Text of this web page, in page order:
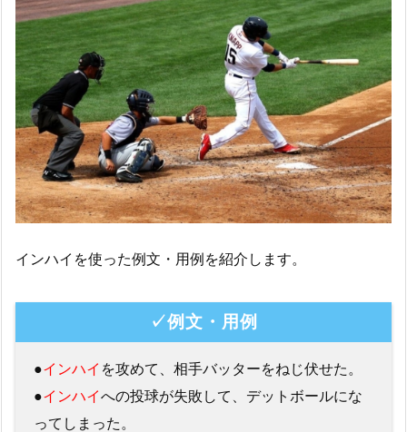
インハイを使った例文・用例を紹介します。
✓例文・用例
●インハイ を攻めて、相手バッターをねじ伏せた。
●インハイへの投球が失敗して、デットボールにな
ってしまった。